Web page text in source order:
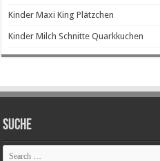
Kinder Maxi King Plätzchen
Kinder Milch Schnitte Quarkkuchen
SUCHE